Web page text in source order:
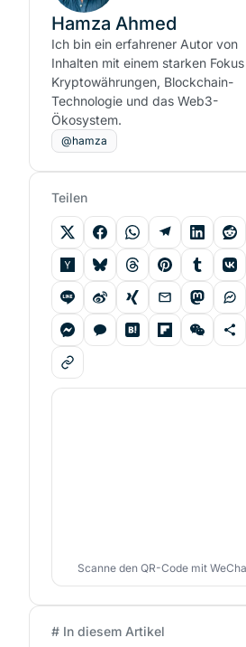
Hamza Ahmed
Ich bin ein erfahrener Autor von
Inhalten mit einem starken
Kryptowährungen, Blockchain-
Technologie und das Web3-
Ökosystem.
@hamza
Teilen
Scanne den QR-Code mit
# In diesem Artikel